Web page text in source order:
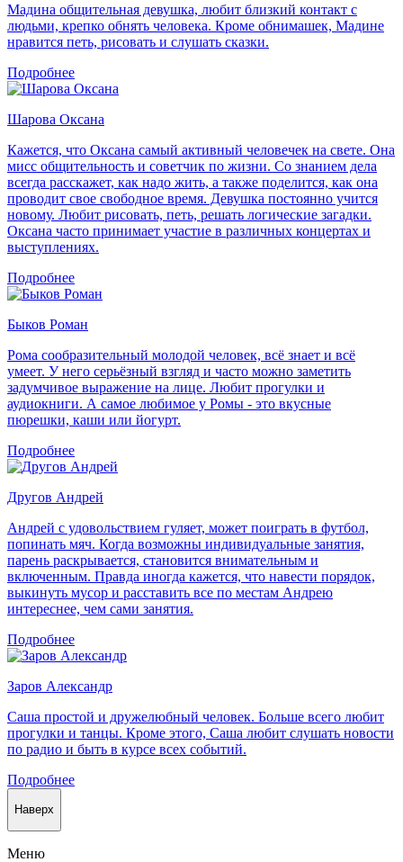
Мадина общительная девушка, любит близкий контакт с
людьми, крепко обнять человека. Кроме обнимашек, Мадине
нравится петь, рисовать и слушать сказки.
Подробнее
Шарова Оксана
Кажется, что Оксана самый активный человечек на свете. Она
мисс общительность и советчик по жизни. Со знанием дела
всегда расскажет, как надо жить, а также поделится, как она
проводит свое свободное время. Девушка постоянно учится
новому. Любит рисовать, петь, решать логические загадки.
Оксана часто принимает участие в различных концертах и
выступлениях.
Подробнее
Быков Роман
Рома сообразительный молодой человек, всё знает и всё
умеет. У него серьёзный взгляд и часто можно заметить
задумчивое выражение на лице. Любит прогулки и
аудиокниги. А самое любимое у Ромы - это вкусные
пюрешки, каши или йогурт.
Подробнее
Другов Андрей
Андрей с удовольствием гуляет, может поиграть в футбол,
попинать мяч. Когда возможны индивидуальные занятия,
парень раскрывается, становится внимательным и
включенным. Правда иногда кажется, что навести порядок,
выкинуть мусор и расставить все по местам Андрею
интереснее, чем сами занятия.
Подробнее
Заров Александр
Саша простой и дружелюбный человек. Больше всего любит
прогулки и танцы. Кроме этого, Саша любит слушать новости
по радио и быть в курсе всех событий.
Подробнее
Наверх
Меню